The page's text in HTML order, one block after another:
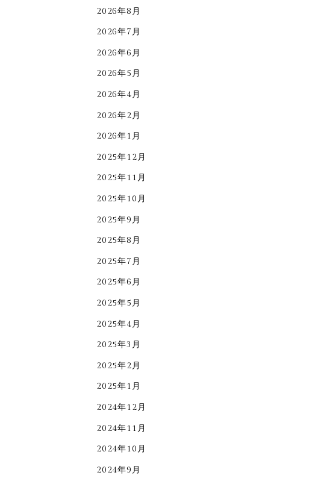
2026年8月
2026年7月
2026年6月
2026年5月
2026年4月
2026年2月
2026年1月
2025年12月
2025年11月
2025年10月
2025年9月
2025年8月
2025年7月
2025年6月
2025年5月
2025年4月
2025年3月
2025年2月
2025年1月
2024年12月
2024年11月
2024年10月
2024年9月